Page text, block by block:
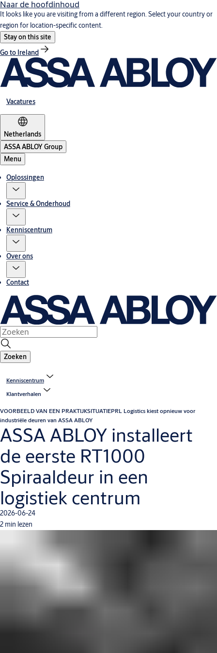
Naar de hoofdinhoud
It looks like you are visiting from a different region. Select your country or
region for location-specific content.
Stay on this site
Go to Ireland
Vacatures
Netherlands
ASSA ABLOY Group
Menu
Oplossingen
Service & Onderhoud
Kenniscentrum
Over ons
Contact
Zoeken
Kenniscentrum
Klantverhalen
VOORBEELD VAN EEN PRAKTIJKSITUATIEPRL Logistics kiest opnieuw voor
industriële deuren van ASSA ABLOY
ASSA ABLOY installeert
de eerste RT1000
Spiraaldeur in een
logistiek centrum
2026-06-24
2 min lezen